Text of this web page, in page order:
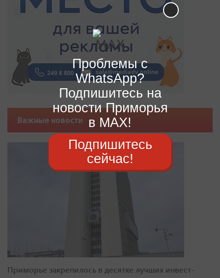
Важные новости
Приморье закрепилось в десятке лучших инвест-
Проблемы с
WhatsApp?
Подпишитесь на
новости Приморья
в MAX!
Подпишитесь
сейчас!